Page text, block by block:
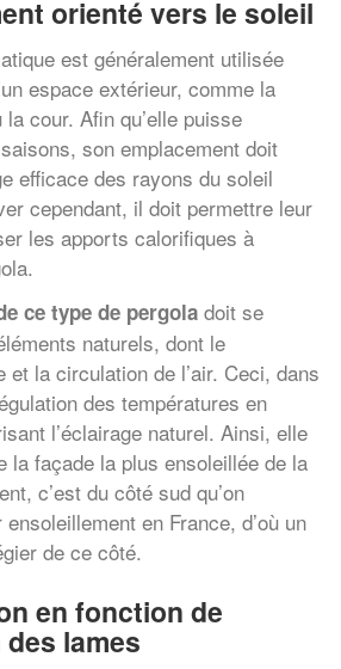
orienté vers le soleil
est généralement utilisée
espace extérieur, comme la
cour. Afin qu’elle puisse
son emplacement doit
efficace des rayons du soleil
cependant, il doit permettre leur
les apports calorifiques à
ce type de pergola doit se
naturels, dont le
et la circulation de l’air. Ceci, dans
des températures en
l’éclairage naturel. Ainsi, elle
la façade la plus ensoleillée de la
c’est du côté sud qu’on
en France, d’où un
de ce côté.
en fonction de
lames